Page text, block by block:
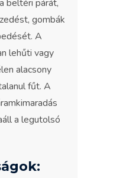
beltéri párát,
gombák
A
lehűti vagy
alacsony
fűt. A
a legutolsó